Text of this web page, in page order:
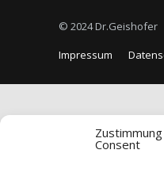
Consent
© 2024 Dr.Geishofer
Impressum